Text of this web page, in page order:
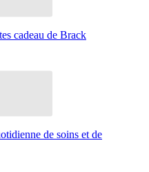
cadeau de Brack
de soins et de